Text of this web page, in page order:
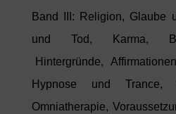
Band III: Religion, Glaube
und Tod, Karma,
Hintergründe,
Hypnose und
Omniatherapie,